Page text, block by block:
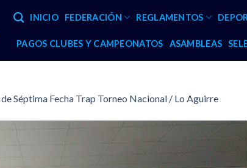
INICIO FEDERACIÓN REGLAMENTOS
PAGOS CLUBES Y CAMPEONATOS ASAMBLEAS
Séptima Fecha Trap Torneo Nacional / Lo Aguirre